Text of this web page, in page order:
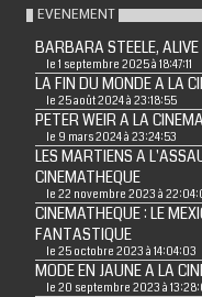
EVENEMENT
BARBARA STEELE, ALIVE
le 1 septembre 2025 à 18:47:11
LA FIN DU MONDE A LA
le 25 août 2024 à 23:18:55
PETER WEIR A LA
le 9 mars 2024 à 23:24:53
LES MARTIENS A
CINEMATHEQUE
le 22 novembre 2023 à
CINEMATHEQUE : LE
FANTASTIQUE
le 25 octobre 2023 à 14:04:03
MODE EN JAUNE A LA
le 20 septembre 2023 à